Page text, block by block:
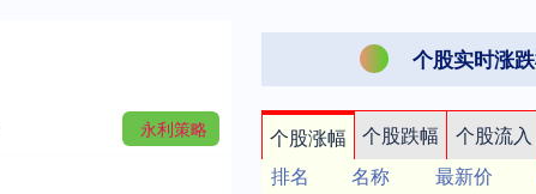
永利策略
个股实时涨
个股涨幅 个股跌幅 个股流入
排名
名称 最新价